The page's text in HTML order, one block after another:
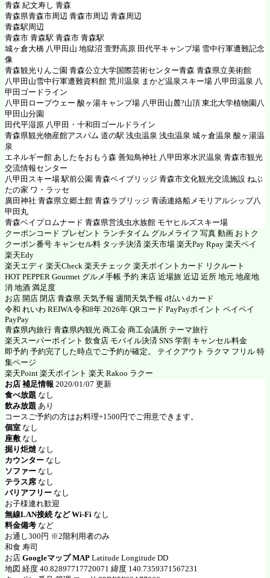
青森 紀文寿し 青森
青森県青森市周辺 青森市周辺 青森周辺
青森駅周辺
青森市 青森駅 青森市 青森駅
城ヶ倉大橋 八甲田山 地獄沼 萱野高原 田代平キャンプ場 雪中行軍遭難記念
像
青森観光りんご園 青森公立大学国際芸術センター青森 青森県立美術館
八甲田山雪中行軍遭難資料館 荒川温泉 まかど温泉スキー場 八甲田温泉 八
甲田ゴードライン
八甲田ロープウェー 酸ヶ湯キャンプ場 八甲田山麓?山頂 東北大学植物園八
甲田山分園
田代平湿原 八甲田・十和田ゴールドライン
青森県観光物産館アスパム 道の駅 浅虫温泉 浅虫温泉 城ヶ倉温泉 酸ヶ湯温
泉
エネルギー館 あしたをおもう森 善知鳥神社 八甲田寒水沢温泉 青森市観光
交流情報センター
八甲田スキー場 駅前公園 青森ベイブリッジ 青森市文化観光交流施設 ねぶ
たの家 ワ・ラッセ
廣田神社 青森県立郷土館 青森ラブリッジ 青函連絡船メモリアルシップ八
甲田丸
青森ベイプロムナード 青森県営浅虫水族館 モヤヒルズスキー場
クーポンコード プレゼント ランチタイム グルメライフ 写真 動画 おトク
クーポン番号 キャンセル料 タッチ決済 楽天市場 楽天Pay Rpay 楽天ペイ
楽天Edy
楽天エディ 楽天Check 楽天チェック 楽天ポイントカード リクルート
HOT PEPPER Gourmet グルメ手帳 予約 来店 近場旅 近辺 近所 地元 地産地
消 地酒 満足度
お店 開店 閉店 青森県 天気予報 週間天気予報 d払い dカード
令和 れいわ REIWA 令和8年 2026年 QRコード PayPayポイント ペイペイ
PayPay
青森県内旅行 青森県内観光 商工会 商工会議所 テーマ旅行
楽天スーパーポイント 飲食店 モバイル決済 SNS 学割 キャンセル料金
即予約 予約完了した時点でご予約が確定。 テイクアウト ラクマ フリル 特
集ページ
楽天Point 楽天ポイント 楽天 Rakoo ラクー
お店 補足情報 2020/01/07 更新
食べ放題 なし
飲み放題 あり
コースご予約の方はお料理+1500円でご用意できます。
個室 なし
座敷 なし
掘り炬燵 なし
カウンター なし
ソファー なし
テラス席 なし
バリアフリー なし
お子様連れ歓迎
無線LAN接続 など Wi-Fi なし
料金備考 など
お通し300円 ※2階利用者のみ
和食 寿司
お店 Googleマップ MAP Latitude Longitude DD
地図 経度 40.82897717720071 緯度 140.7359371567231